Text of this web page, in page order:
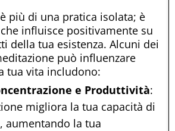
più di una pratica isolata; è
influisce positivamente su
della tua esistenza. Alcuni dei
può influenzare
tua vita includono:
e Produttività:
migliora la tua capacità di
aumentando la tua